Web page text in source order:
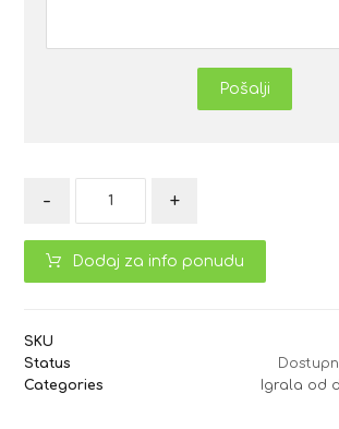
Pošalji
- +
Dodaj za info ponudu
SKU
Status
Categories
Igrala od